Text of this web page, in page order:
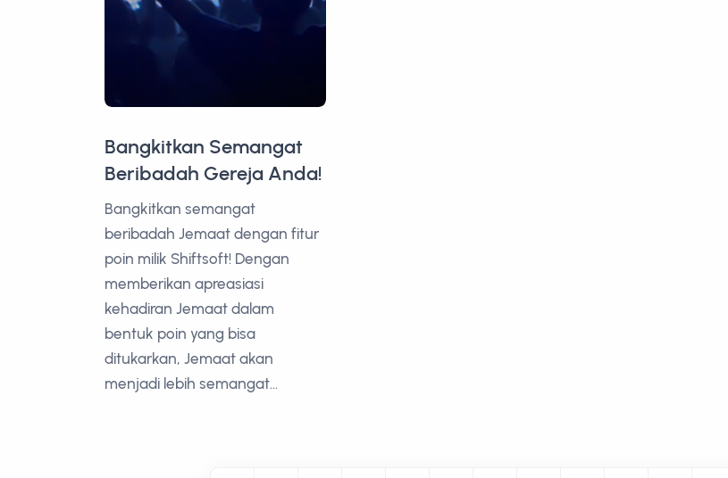
Bangkitkan Semangat
Beribadah Gereja Anda!
Bangkitkan semangat
beribadah Jemaat dengan fitur
poin milik Shiftsoft! Dengan
memberikan apreasiasi
kehadiran Jemaat dalam
bentuk poin yang bisa
ditukarkan, Jemaat akan
menjadi lebih semangat...